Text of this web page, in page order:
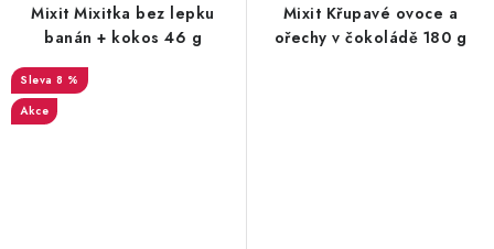
Mixit Mixitka bez lepku
banán + kokos 46 g
8 %
Akce
Mixit Křupavé ovoce a
ořechy v čokoládě 180 g